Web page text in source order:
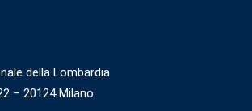
della Lombardia
– 20124 Milano